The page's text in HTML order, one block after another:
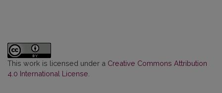
This work is licensed under a Creative Commons Attribution
4.0 International License